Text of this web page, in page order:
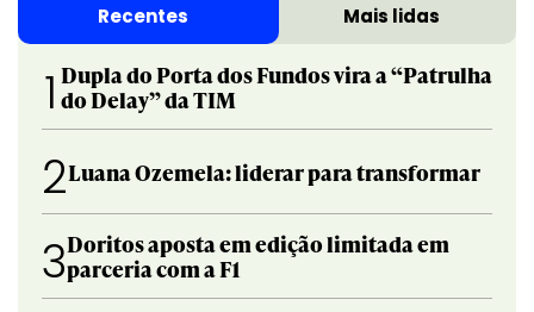
Recentes Mais lidas
1 Dupla do Porta dos Fundos vira a “Patrulha
do Delay” da TIM
2Luana Ozemela: liderar para transformar
3Doritos aposta em edição limitada em
parceria com a F1